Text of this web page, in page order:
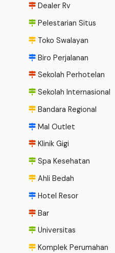
Dealer Rv
Pelestarian Situs
Toko Swalayan
Biro Perjalanan
Sekolah Perhotelan
Sekolah Internasional
Bandara Regional
Mal Outlet
Klinik Gigi
Spa Kesehatan
Ahli Bedah
Hotel Resor
Bar
Universitas
Komplek Perumahan